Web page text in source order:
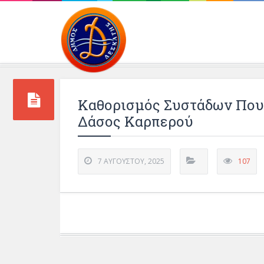
Καθορισμός Συστάδων
Δάσος Καρπερού
7 ΑΥΓΟΎΣΤΟΥ, 2025 107